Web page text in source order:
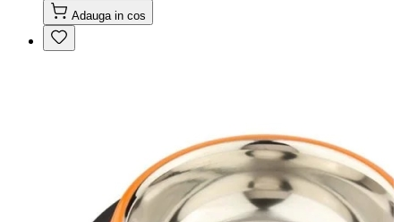
Adauga in cos